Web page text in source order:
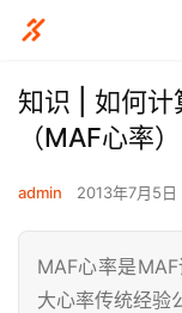
知识 | 如何计
（MAF心率）
admin 2013年7月5
MAF心率是
大心率传统经验